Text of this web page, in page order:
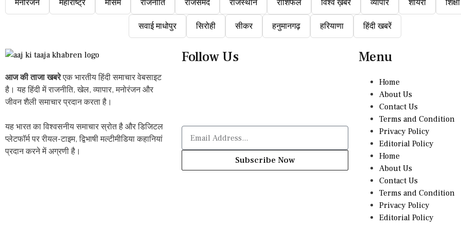
मनोरंजन महाराष्ट्र मौसम राजनीति राजसमंद राजस्थान राशिफल विश्व ख़बरें व्यापार शायरी शिक्षा
सवाई माधोपुर सिरोही सीकर हनुमानगढ़ हरियाणा हिंदी खबरें
आज की ताजा खबरेएक भारतीय हिंदी समाचार वेबसाइट
है। यह हिंदी में राजनीति, खेल, व्यापार, मनोरंजन और
जीवन शैली समाचार प्रदान करता है।
यह भारत का विश्वसनीय समाचार स्रोत है और डिजिटल
प्लेटफॉर्म पर रीयल-टाइम, द्विभाषी मल्टीमीडिया कहानियां
प्रदान करने में अग्रणी है।
Follow Us
Subscribe Now
Menu
Home
About Us
Contact Us
Terms and Condition
Privacy Policy
Editorial Policy
Home
About Us
Contact Us
Terms and Condition
Privacy Policy
Editorial Policy